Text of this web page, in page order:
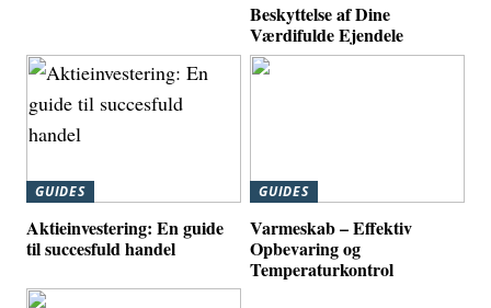
Beskyttelse af Dine
Værdifulde Ejendele
GUIDES
Aktieinvestering: En guide
til succesfuld handel
GUIDES
Varmeskab – Effektiv
Opbevaring og
Temperaturkontrol